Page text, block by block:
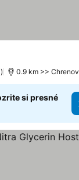
0.9 km >>
si presné